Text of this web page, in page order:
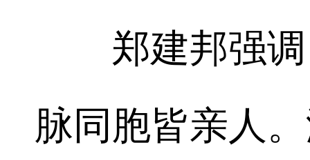
郑建邦强调
脉同胞皆亲人